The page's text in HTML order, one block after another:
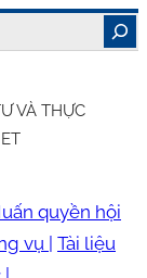
VÀ THỰC
quyền hội
vụ | Tài liệu